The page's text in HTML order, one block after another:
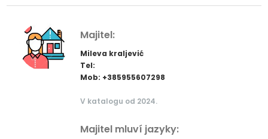
Majitel:
Mileva kraljević
Tel:
Mob: +385955607298
V katalogu od 2024.
Majitel mluví jazyky: